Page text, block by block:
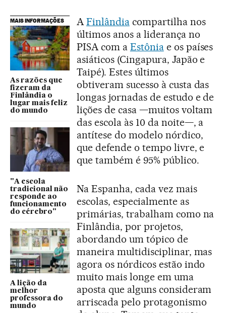
MAIS INFORMAÇÕES
As razões que
fizeram da
Finlândia o
lugar mais feliz
do mundo
"A escola
tradicional não
responde ao
funcionamento
do cérebro"
A lição da
melhor
professora do
mundo
AFinlândiacompartilha nos
últimos anos a liderança no
PISA com a Estôniae os países
asiáticos (Cingapura, Japão e
Taipé). Estes últimos
obtiveram sucesso à custa das
longas jornadas de estudo e de
lições de casa —muitos voltam
das escola às 10 da noite—, a
antítese do modelo nórdico,
que defende o tempo livre, e
que também é 95% público.
Na Espanha, cada vez mais
escolas, especialmente as
primárias, trabalham como na
Finlândia, por projetos,
abordando um tópico de
maneira multidisciplinar, mas
agora os nórdicos estão indo
muito mais longe em uma
aposta que alguns consideram
arriscada pelo protagonismo